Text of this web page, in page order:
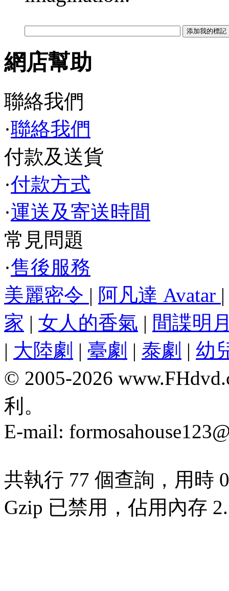
網店幫助
聯絡我們
·聯絡我們
付款及送貨
·付款方式
·運送及寄送時間
常見問題
·售後服務
美麗密令 | 阿凡達 Avatar
家 | 女人的香氣 | 間諜明
| 大陸劇 | 臺劇 | 泰劇 | 幼
© 2005-2026
利。
E-mail:
共執行 77 個查詢，用時
Gzip 已禁用，佔用內存